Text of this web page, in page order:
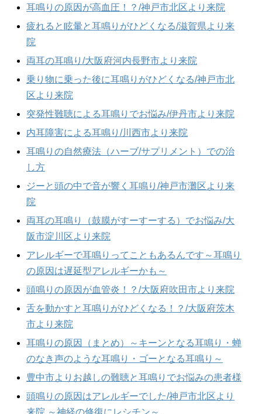
耳鳴りの原因が高血圧！？/神戸市北区より来院
疲れると眩暈と耳鳴りがひどくなる/滋賀県より来
院
両耳の耳鳴り/大阪府河内長野市より来院
乗り物に乗った後に耳鳴りがひどくなる/神戸市北
区より来院
突発性難聴による耳鳴りでお悩み/伊丹市より来院
内耳障害による耳鳴り/川西市より来院
耳鳴りの自然療法（ハーブ/サプリメント）での治
し方
ジーと頭の中で音が響く耳鳴り/神戸市灘区より来
院
両耳の耳鳴り（鼓膜がすーすーする）でお悩み/大
阪市淀川区より来院
アレルギーで耳鳴りってこともあるんです～耳鳴り
の原因は遅延型アレルギーかも～
頭鳴りの原因が血管炎！？/大阪府吹田市より来院
舌を動かすと耳鳴りがひどくなる！？/大阪府茨木
市より来院
耳鳴りの原因（まとめ）～キーンとなる耳鳴り・蝉
のなき声のような耳鳴り・ゴーとなる耳鳴り～
豊中市よりお越しの難聴と耳鳴りでお悩みの患者様
頭鳴りの原因はアレルギーでした/神戸市北区より
来院 ～神経の修復にレシチン～